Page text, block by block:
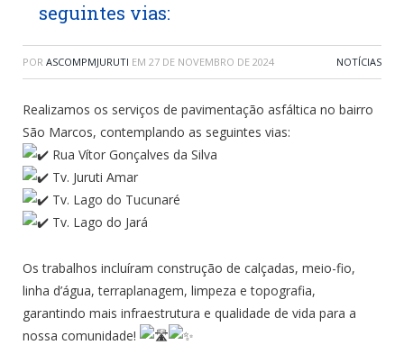
seguintes vias:
POR ASCOMPMJURUTI EM 27 DE NOVEMBRO DE 2024 NOTÍCIAS
Realizamos os serviços de pavimentação asfáltica no bairro
São Marcos, contemplando as seguintes vias:
Rua Vítor Gonçalves da Silva
Tv. Juruti Amar
Tv. Lago do Tucunaré
Tv. Lago do Jará
Os trabalhos incluíram construção de calçadas, meio-fio,
linha d’água, terraplanagem, limpeza e topografia,
garantindo mais infraestrutura e qualidade de vida para a
nossa comunidade!